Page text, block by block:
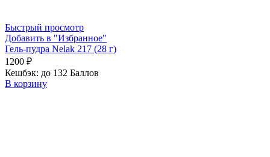
Быстрый просмотр
Добавить в "Избранное"
Гель-пудра Nelak 217 (28 г)
1200 ₽
Кешбэк: до 132 Баллов
В корзину